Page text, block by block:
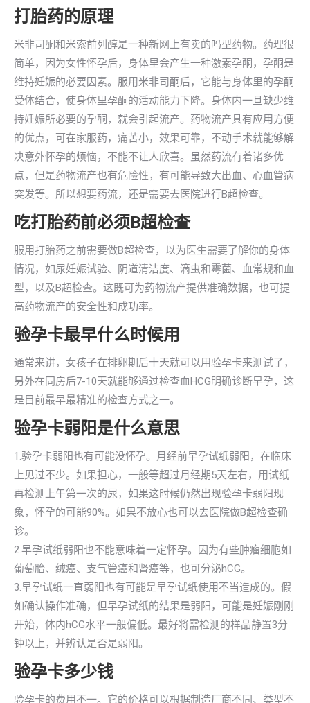
打胎药的原理
米非司酮和米索前列醇是一种新网上有卖的吗型药物。药理很
简单，因为女性怀孕后，身体里会产生一种激素孕酮，孕酮是
维持妊娠的必要因素。服用米非司酮后，它能与身体里的孕酮
受体结合，使身体里孕酮的活动能力下降。身体内一旦缺少维
持妊娠所必要的孕酮，就会引起流产。药物流产具有应用方便
的优点，可在家服药，痛苦小，效果可靠，不动手术就能够解
决意外怀孕的烦恼，不能不让人欣喜。虽然药流有着诸多优
点，但是药物流产也有危险性，有可能导致大出血、心血管病
突发等。所以想要药流，还是需要去医院进行B超检查。
吃打胎药前必须B超检查
服用打胎药之前需要做B超检查，以为医生需要了解你的身体
情况，如尿妊娠试验、阴道清洁度、滴虫和霉菌、血常规和血
型，以及B超检查。这既可为药物流产提供准确数据，也可提
高药物流产的安全性和成功率。
验孕卡最早什么时候用
通常来讲，女孩子在排卵期后十天就可以用验孕卡来测试了，
另外在同房后7-10天就能够通过检查血HCG明确诊断早孕，这
是目前最早最精准的检查方式之一。
验孕卡弱阳是什么意思
1.验孕卡弱阳也有可能没怀孕。月经前早孕试纸弱阳，在临床
上见过不少。如果担心，一般等超过月经期5天左右，用试纸
再检测上午第一次的尿，如果这时候仍然出现验孕卡弱阳现
象，怀孕的可能90%。如果不放心也可以去医院做B超检查确
诊。
2.早孕试纸弱阳也不能意味着一定怀孕。因为有些肿瘤细胞如
葡萄胎、绒癌、支气管癌和肾癌等，也可分泌hCG。
3.早孕试纸一直弱阳也有可能是早孕试纸使用不当造成的。假
如确认操作准确，但早孕试纸的结果是弱阳，可能是妊娠刚刚
开始，体内hCG水平一般偏低。最好将需检测的样品静置3分
钟以上，并辨认是否是弱阳。
验孕卡多少钱
验孕卡的费用不一。它的价格可以根据制造厂商不同、类型不